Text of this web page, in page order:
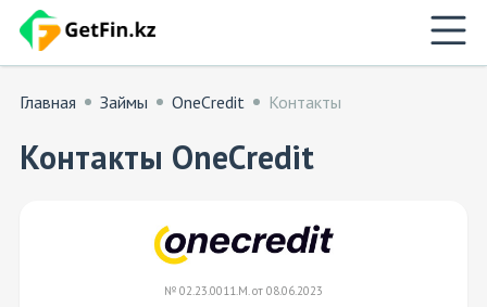
Главная Займы OneCredit Контакты
Контакты OneCredit
№ 02.23.0011.M. от 08.06.2023